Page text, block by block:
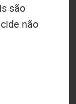
são
não